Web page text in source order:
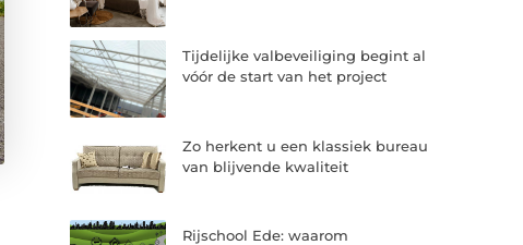
Tijdelijke valbeveiliging begint al
vóór de start van het project
Zo herkent u een klassiek bureau
van blijvende kwaliteit
Rijschool Ede: waarom